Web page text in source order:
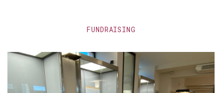
FUNDRAISING